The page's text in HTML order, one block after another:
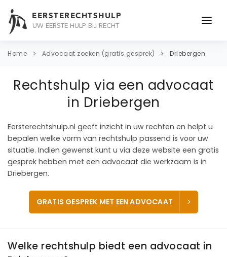
EERSTERECHTSHULP
UW EERSTE HULP BIJ RECHT
ONDERWERPEN
CONTACT
Home Advocaat zoeken (gratis gesprek) Driebergen
Rechtshulp via een advocaat
in Driebergen
Eersterechtshulp.nl geeft inzicht in uw rechten en helpt u
bepalen welke vorm van rechtshulp passend is voor uw
situatie. Indien gewenst kunt u via deze website een gratis
gesprek hebben met een advocaat die werkzaam is in
Driebergen.
GRATIS GESPREK MET EEN ADVOCAAT
Welke rechtshulp biedt een advocaat in